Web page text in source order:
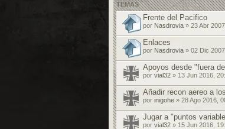
TEMAS
Frente del Pacifico
por Nasdrovia » 23 Abr
Enlaces
por Nasdrovia » 02 Dic
Apoyos desde "fuera
por vial32 » 13 Jun 2016,
Añadir recon aereo a
por inigohe » 28 Ago 2016,
Jugar a "puntos
por vial32 » 15 Jun 2016,